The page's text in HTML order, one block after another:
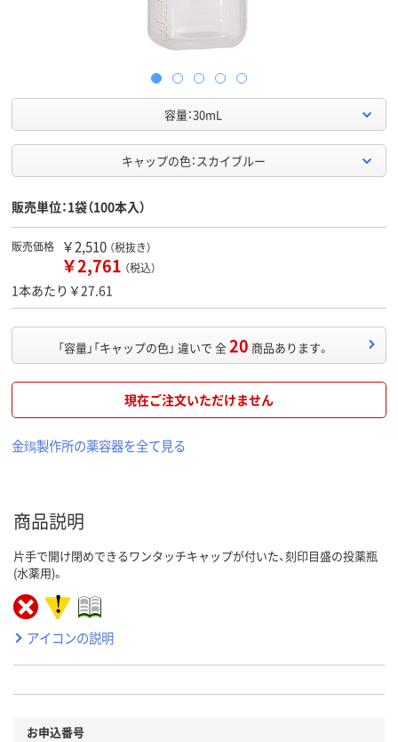
容量：30mL
キャップの色：スカイブルー
販売単位：1袋（100本入）
販売価格 ￥2,510 （税抜き）
￥2,761 （税込）
1本あたり￥27.61
「容量」「キャップの色」 違いで 全20 商品あります。
現在ご注文いただけません
金鵄製作所の薬容器を全て見る
商品説明
片手で開け閉めできるワンタッチキャップが付いた、刻印目盛の投薬瓶
(水薬用)。
アイコンの説明
お申込番号